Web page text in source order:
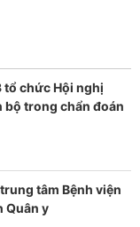
tổ chức Hội nghị
bộ trong chẩn đoán
tâm Bệnh viện
Quân y